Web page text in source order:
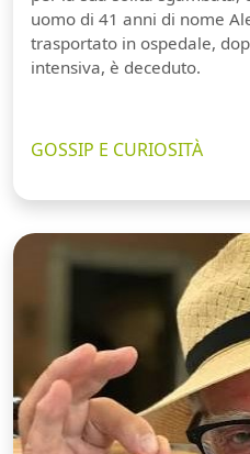
uomo di 41 anni di nome
trasportato in ospedale,
intensiva, è deceduto.
GOSSIP E CURIOSITÀ